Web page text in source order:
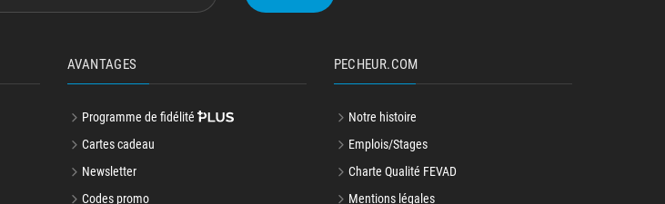
AVANTAGES
Programme de fidélité
Cartes cadeau
Newsletter
Codes promo
PECHEUR.COM
Notre histoire
Emplois/Stages
Charte Qualité FEVAD
Mentions légales